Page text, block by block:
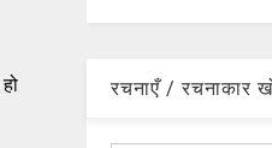
रचनाएँ / रचनाकार